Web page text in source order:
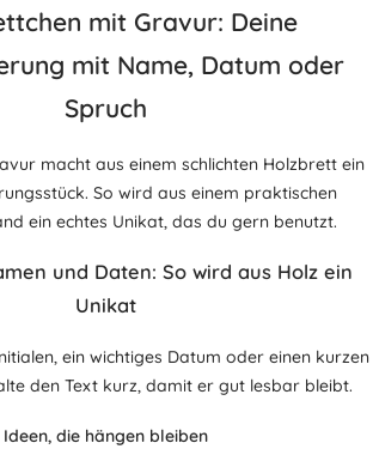
mit Gravur: Deine
mit Name, Datum oder
Spruch
macht aus einem schlichten Holzbrett ein
So wird aus einem praktischen
ein echtes Unikat, das du gern benutzt.
und Daten: So wird aus Holz ein
Unikat
ein wichtiges Datum oder einen kurzen
den Text kurz, damit er gut lesbar bleibt.
Ideen, die hängen bleiben